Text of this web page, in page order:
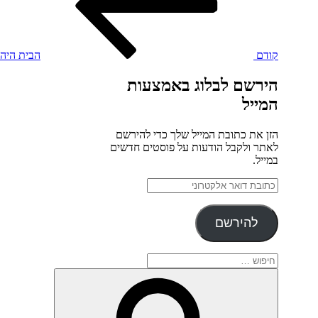
קודם הבית
הירשם לבלוג באמצעות
המייל
הזן את כתובת המייל שלך כדי להירשם
לאתר ולקבל הודעות על פוסטים חדשים
במייל.
כתובת
דואר
אלקטרוני
להירשם
חפש: